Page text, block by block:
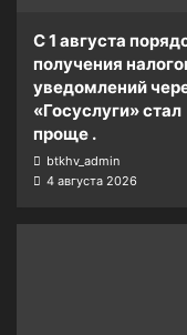
С 1 августа
получения
уведомлений
«Госуслуги» стал
проще .
btkhv_admin
4 августа 2026